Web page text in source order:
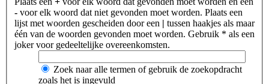
- voor elk woord dat niet gevonden moet worden. Plaats een
lijst met woorden gescheiden door een | tussen haakjes als maar
één van de woorden gevonden moet worden. Gebruik * als een
joker voor gedeeltelijke overeenkomsten.
Zoek naar alle termen of gebruik de zoekopdracht
zoals het is ingevuld